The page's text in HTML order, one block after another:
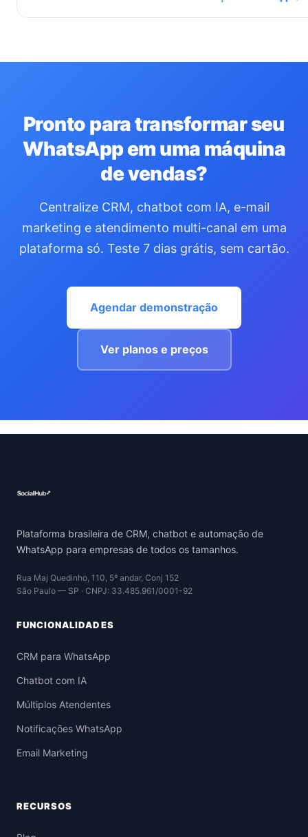
Pronto para transformar seu
WhatsApp em uma máquina
de vendas?
Centralize CRM, chatbot com IA, e-mail
marketing e atendimento multi-canal em uma
plataforma só. Teste 7 dias grátis, sem cartão.
Agendar demonstração
Ver planos e preços
Plataforma brasileira de CRM, chatbot e automação de
WhatsApp para empresas de todos os tamanhos.
Rua Maj Quedinho, 110, 5º andar, Conj 152
São Paulo — SP · CNPJ: 33.485.961/0001-92
FUNCIONALIDADES
CRM para WhatsApp
Chatbot com IA
Múltiplos Atendentes
Notificações WhatsApp
Email Marketing
RECURSOS